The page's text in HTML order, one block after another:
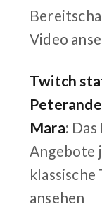
Video
Twitch
Mara:
Angebote
ansehen